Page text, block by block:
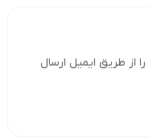
از طریق ایمیل ارسال